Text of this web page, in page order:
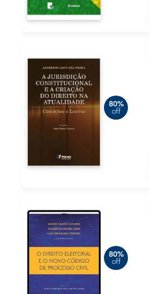
80%
off
80%
off